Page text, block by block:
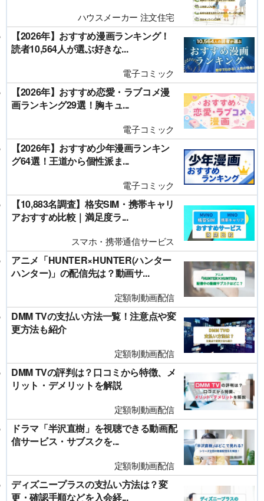
ハウスメーカー 注文住宅
【2026年】おすすめ漫画ランキング！
読者10,564人が選ぶ好きな...
電子コミック
【2026年】おすすめ恋愛・ラブコメ漫
画ランキング29選！胸キュ...
電子コミック
【2026年】おすすめ少年漫画ランキン
グ64選！王道から個性派ま...
電子コミック
【10,883名調査】格安SIM・携帯キャリ
アおすすめ比較｜満足度ラ...
スマホ・携帯通信サービス
アニメ「HUNTER×HUNTER(ハンター
ハンター)」の配信先は？動画サ...
定額制動画配信
DMM TVの支払い方法一覧！注意点や変
更方法も紹介
定額制動画配信
DMM TVの評判は？口コミから特徴、メ
リット・デメリットを解説
定額制動画配信
ドラマ「半沢直樹」を視聴できる動画配
信サービス・サブスクを...
定額制動画配信
ディズニープラスの支払い方法は？変
更・確認手順などを入会経...